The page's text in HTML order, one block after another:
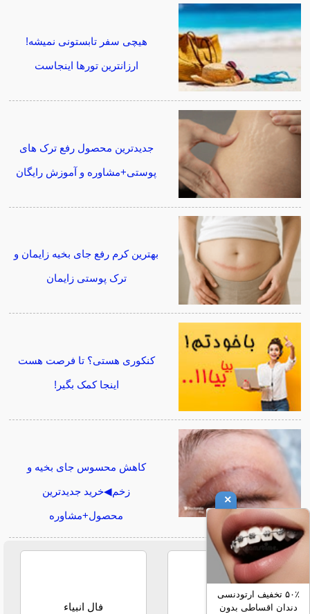
هیچی سفر تابستونی نمیشه!
ارزانترین تورها اینجاست
جدیدترین محصول رفع ترک های
پوستی+مشاوره و آموزش رایگان
بهترین کرم رفع جای بخیه زایمان و
ترک پوستی زایمان
کنکوری هستی؟ تا فرصت هست
اینجا کمک بگیر!
کاهش محسوس جای بخیه و
زخم◀خرید جدیدترین
محصول+مشاوره
فال حافظ فال انبیاء
×
۵۰٪ تخفیف ارتودنسی
دندان اقساطی بدون